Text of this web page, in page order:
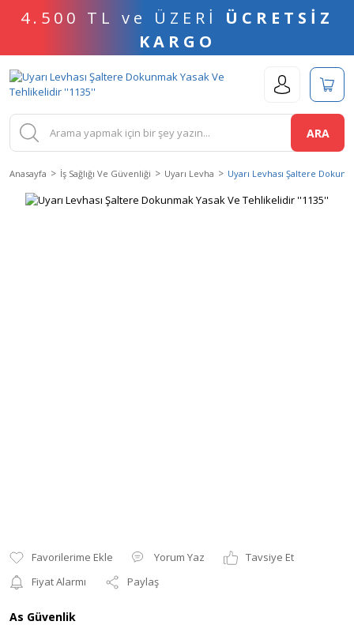
4.500 TL ve ÜZERİ ÜCRETSİZ
KARGO
ARA
Anasayfa İş Sağlığı Ve Güvenliği Uyarı Levha Uyarı Levhası Şaltere
Yorum Yaz
Tavsiye Et
Fiyat Alarmı
Paylaş
As Güvenlik